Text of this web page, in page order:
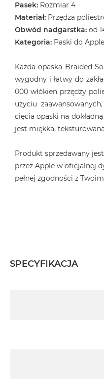
Pasek: Rozmiar 4
Materiał: Przędza
Obwód nadgarstka: od
Kategoria: Paski do
Każda opaska Braided
wygodny i łatwy do
000 włókien przędzy
użyciu
cięcia opaski na
jest miękka,
Produkt sprzedawany
przez Apple w oficjalnej
pełnej zgodności z
SPECYFIKACJA